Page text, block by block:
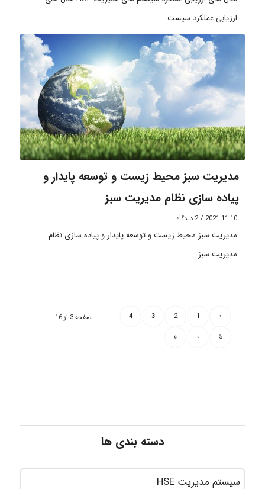
ارزیابی عملکرد سیست…
مدیریت سبز محیط زیست و توسعه پایدار و
پیاده سازی نظام مدیریت سبز
2021-11-10
/ 2 دیدگاه
مدیریت سبز محیط زیست و توسعه پایدار و پیاده سازی نظام
مدیریت سبز…
صفحه 3 از 16 ‹
1
2
3
4
5
›
»
دسته بندی ها